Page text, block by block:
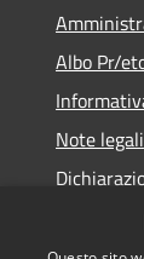
Albo Pr/
Note legali
Obiettivi